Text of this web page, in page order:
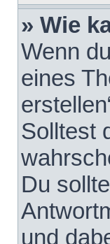
» Wie
Wenn
eines
Solltest
Du
und